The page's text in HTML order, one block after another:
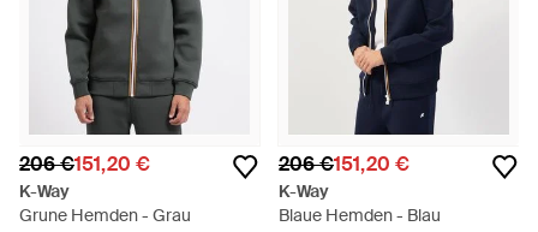
206 €151,20 €
K-Way
Grune Hemden - Grau
206 €151,20 €
K-Way
Blaue Hemden - Blau